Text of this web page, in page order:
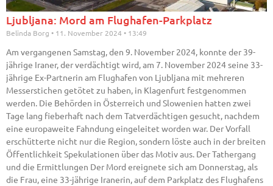
Ljubljana: Mord am Flughafen-Parkplatz
Belinda Borg 11. November 2024 13:49
Am vergangenen Samstag, den 9. November 2024, konnte der 39-
jährige Iraner, der verdächtigt wird, am 7. November 2024 seine 33-
jährige Ex-Partnerin am Flughafen von Ljubljana mit mehreren
Messerstichen getötet zu haben, in Klagenfurt festgenommen
werden. Die Behörden in Österreich und Slowenien hatten zwei
Tage lang fieberhaft nach dem Tatverdächtigen gesucht, nachdem
eine europaweite Fahndung eingeleitet worden war. Der Vorfall
erschütterte nicht nur die Region, sondern löste auch in der breiten
Öffentlichkeit Spekulationen über das Motiv aus. Der Tathergang
und die Ermittlungen Der Mord ereignete sich am Donnerstag, als
die Frau, eine 33-jährige Iranerin, auf dem Parkplatz des Flughafens